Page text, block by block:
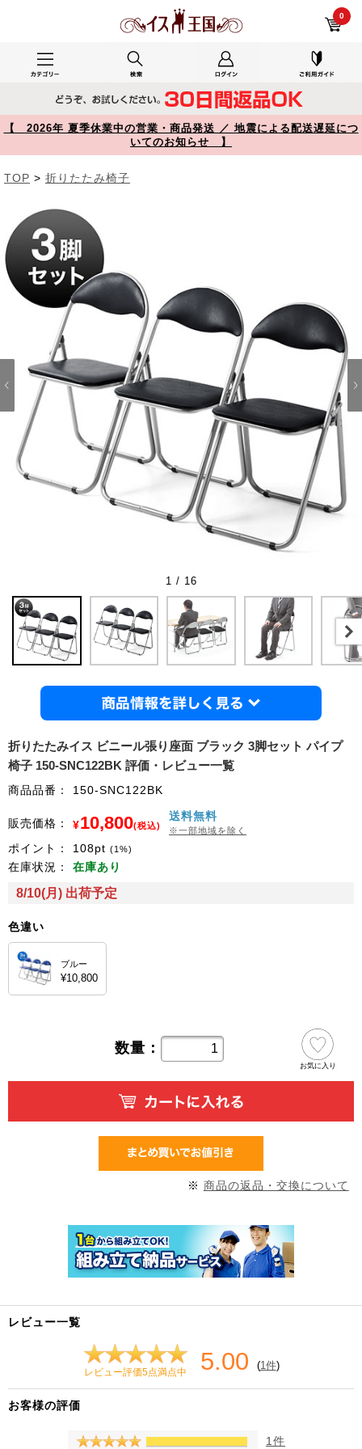
0
【 2026年 夏季休業中の営業・商品発送 ／ 地震による配送遅延につ
いてのお知らせ 】
TOP > 折りたたみ椅子
Prev
1 / 16
折りたたみイス ビニール張り座面 ブラック 3脚セット パイプ
椅子 150-SNC122BK 評価・レビュー一覧
商品品番： 150-SNC122BK
販売価格： ¥10,800(税込)
送料無料
※一部地域を除く
ポイント： 108pt (1%)
在庫状況： 在庫あり
8/10(月) 出荷予定
色違い
ブルー
¥10,800
数量：
お気に入り
※ 商品の返品・交換について
レビュー一覧
レビュー評価5点満点中 5.00 (1件)
お客様の評価
1件